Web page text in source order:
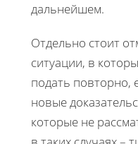
дальнейшем.
Отдельно стоит
ситуации, в
подать повторно,
новые
которые не